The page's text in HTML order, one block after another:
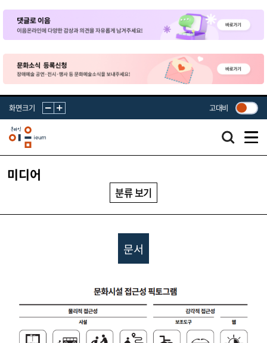
화면크기 고대비
미디어
분류 보기
문서